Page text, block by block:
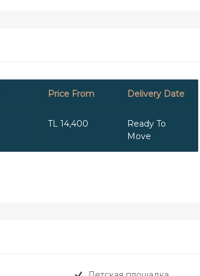
Price From Delivery Date
TL 14,400
Ready To
Move